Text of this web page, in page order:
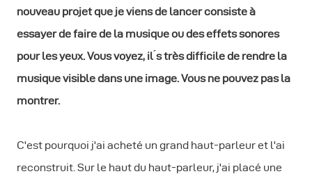
nouveau projet que je viens de lancer consiste à
essayer de faire de la musique ou des effets sonores
pour les yeux. Vous voyez, il ́s très difficile de rendre la
musique visible dans une image. Vous ne pouvez pas la
montrer.
C'est pourquoi j'ai acheté un grand haut-parleur et l'ai
reconstruit. Sur le haut du haut-parleur, j'ai placé une